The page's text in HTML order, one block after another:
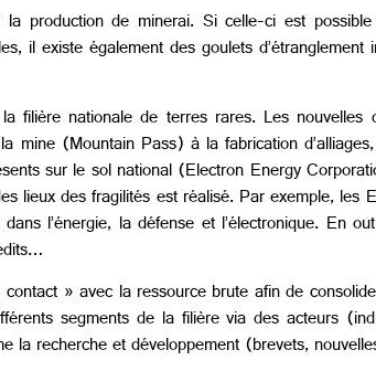
production de minerai. Si celle-ci est
il existe également des goulets
nationale de terres rares. Les nouvelles
mine (Mountain Pass) à la fabrication
sur le sol national (Electron Energy
lieux des fragilités est réalisé. Par exemple, les
l’énergie, la défense et l’électronique. En
» avec la ressource brute afin de
segments de la filière via des acteurs
la recherche et développement (brevets,